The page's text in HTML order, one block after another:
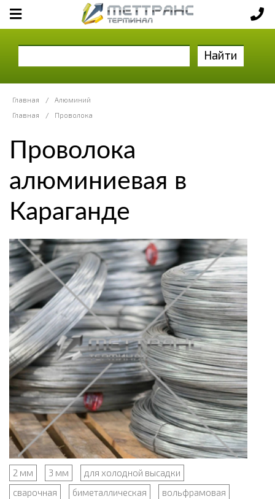
Найти
Главная /
Алюминий
Главная
/ Проволока
Проволока
алюминиевая в
Караганде
2 мм 3 мм
для холодной высадки
сварочная
биметаллическая
вольфрамовая